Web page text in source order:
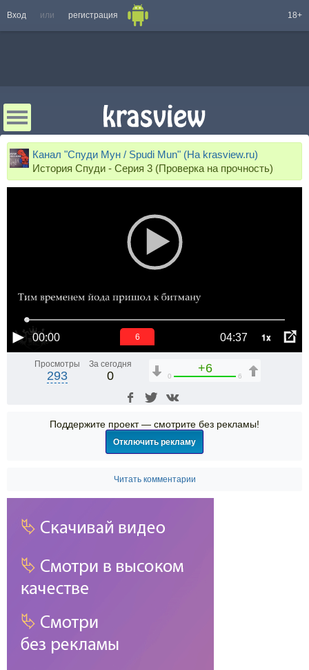
Вход или регистрация 18+
Канал "Спуди Мун / Spudi Mun" (На krasview.ru)
История Спуди - Серия 3 (Проверка на прочность)
00:00 04:37 1x
6
Просмотры
293
За сегодня
0
+6
0 6
Поддержите проект — смотрите без рекламы!
Отключить рекламу
Читать комментарии